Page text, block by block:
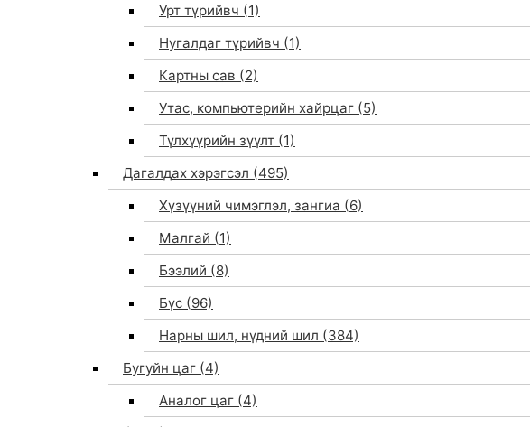
Урт түрийвч (1)
Нугалдаг түрийвч (1)
Картны сав (2)
Утас, компьютерийн хайрцаг (5)
Түлхүүрийн зүүлт (1)
Дагалдах хэрэгсэл (495)
Хүзүүний чимэглэл, зангиа (6)
Малгай (1)
Бээлий (8)
Бүс (96)
Нарны шил, нүдний шил (384)
Бугуйн цаг (4)
Аналог цаг (4)